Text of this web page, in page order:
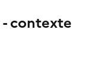
contexte